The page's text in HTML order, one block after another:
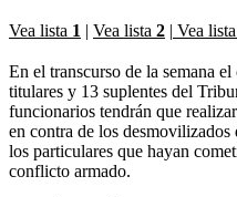
Vea lista 1 | Vea lista 2 | Vea lista
En el transcurso de la semana
titulares y 13 suplentes del
funcionarios tendrán que
en contra de los desmovilizados
los particulares que hayan
conflicto armado.